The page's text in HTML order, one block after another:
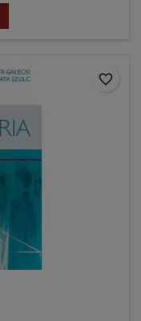
favorite_border